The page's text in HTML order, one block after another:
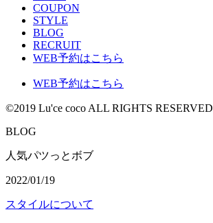
COUPON
STYLE
BLOG
RECRUIT
WEB予約はこちら
WEB予約はこちら
©2019 Lu'ce coco ALL RIGHTS RESERVED
BLOG
人気パツっとボブ
2022/01/19
スタイルについて